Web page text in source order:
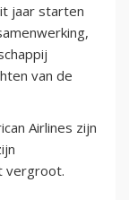
jaar starten
van de
Airlines zijn
vergroot.